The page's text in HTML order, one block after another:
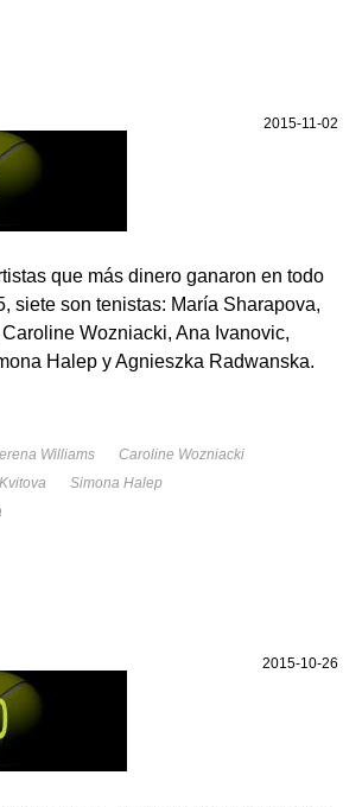
2015-11-02
que más dinero ganaron en todo
siete son tenistas: María Sharapova,
Wozniacki, Ana Ivanovic,
Halep y Agnieszka Radwanska.
Williams
Caroline Wozniacki
Simona Halep
2015-10-26